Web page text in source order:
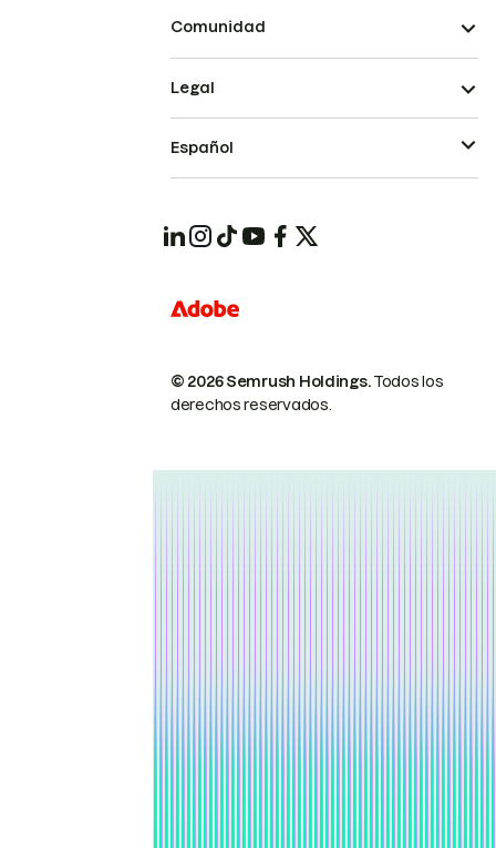
Comunidad
© 2026 Semrush Holdings.Todos los
derechos reservados.
Legal
Español